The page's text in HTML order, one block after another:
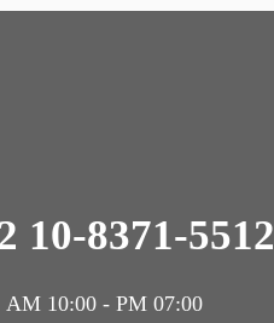
10-8371-5512
10:00 - PM 07:00